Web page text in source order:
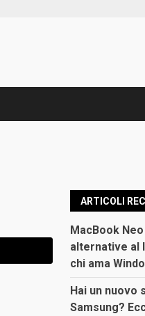
ARTICOLI
MacBook
alternative al
chi ama
Hai un nuovo
Samsung?